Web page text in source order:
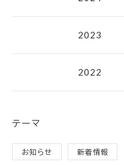
2023
2022
テーマ
お知らせ 新着情報